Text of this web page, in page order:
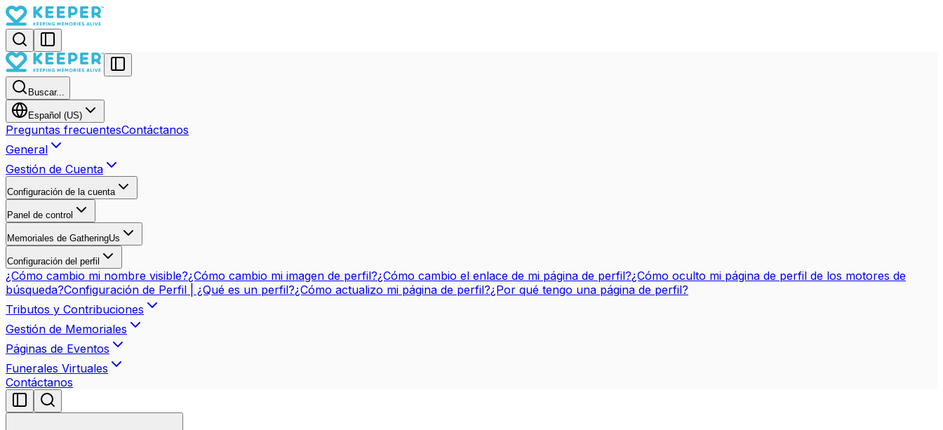
Buscar...
Español (US)
Preguntas frecuentesContáctanos
General
Gestión de Cuenta
Configuración de la cuenta
Panel de control
Memoriales de GatheringUs
Configuración del perfil
¿Cómo cambio mi nombre visible?¿Cómo cambio mi imagen de perfil?¿Cómo cambio el enlace de mi página de perfil?¿Cómo oculto mi página de perfil de los motores de
búsqueda?Configuración de Perfil | ¿Qué es un perfil?¿Cómo actualizo mi página de perfil?¿Por qué tengo una página de perfil?
Tributos y Contribuciones
Gestión de Memoriales
Páginas de Eventos
Funerales Virtuales
Contáctanos